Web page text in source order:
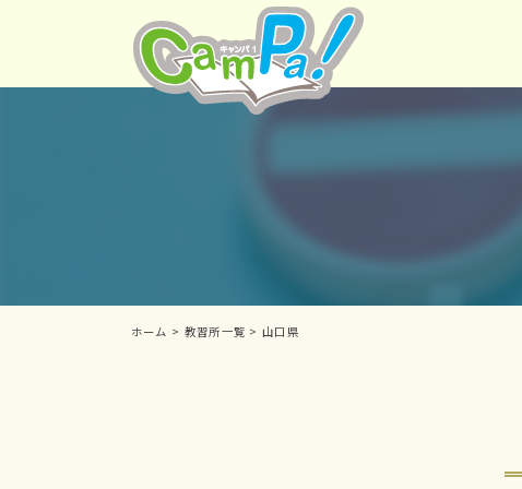
ホーム > 教習所一覧 >山口県